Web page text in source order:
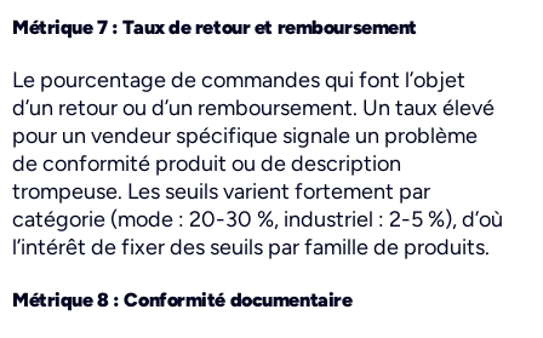
Métrique 7 : Taux de retour et remboursement
Le pourcentage de commandes qui font l’objet
d’un retour ou d’un remboursement. Un taux élevé
pour un vendeur spécifique signale un problème
de conformité produit ou de description
trompeuse. Les seuils varient fortement par
catégorie (mode : 20-30 %, industriel : 2-5 %), d’où
l’intérêt de fixer des seuils par famille de produits.
Métrique 8 : Conformité documentaire